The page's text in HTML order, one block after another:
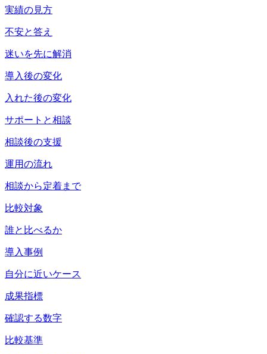
実績の見方
不安と答え
迷いを先に解消
導入後の変化
入れた後の変化
サポートと相談
相談後の支援
運用の流れ
相談から定着まで
比較対象
誰と比べるか
導入事例
自分に近いケース
成果指標
確認する数字
比較基準